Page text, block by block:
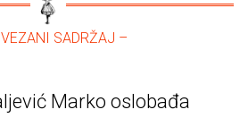
SADRŽAJ –
Marko oslobađa